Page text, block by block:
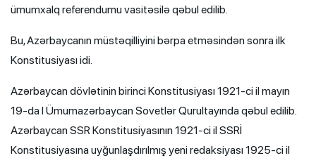
ümumxalq referendumu vasitəsilə qəbul edilib.
Bu, Azərbaycanın müstəqilliyini bərpa etməsindən sonra ilk
Konstitusiyası idi.
Azərbaycan dövlətinin birinci Konstitusiyası 1921-ci il mayın
19-da I Ümumazərbaycan Sovetlər Qurultayında qəbul edilib.
Azərbaycan SSR Konstitusiyasının 1921-ci il SSRİ
Konstitusiyasına uyğunlaşdırılmış yeni redaksiyası 1925-ci il